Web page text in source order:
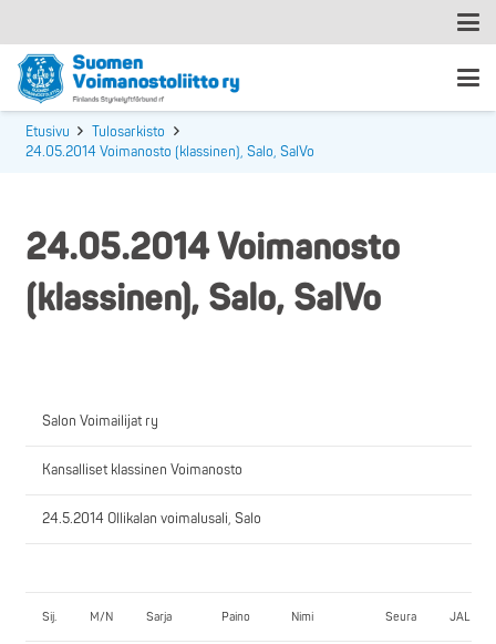
Etusivu
Tulosarkisto
24.05.2014 Voimanosto (klassinen), Salo, SalVo
24.05.2014 Voimanosto
(klassinen), Salo, SalVo
Salon Voimailijat ry
Kansalliset klassinen Voimanosto
24.5.2014 Ollikalan voimalusali, Salo
Sij. M/N Sarja Paino Nimi Seura